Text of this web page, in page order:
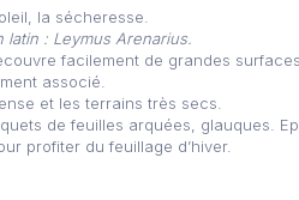
la sécheresse.
latin : Leymus Arenarius.
facilement de grandes surfaces.
associé.
et les terrains très secs.
de feuilles arquées, glauques.
profiter du feuillage d’hiver.